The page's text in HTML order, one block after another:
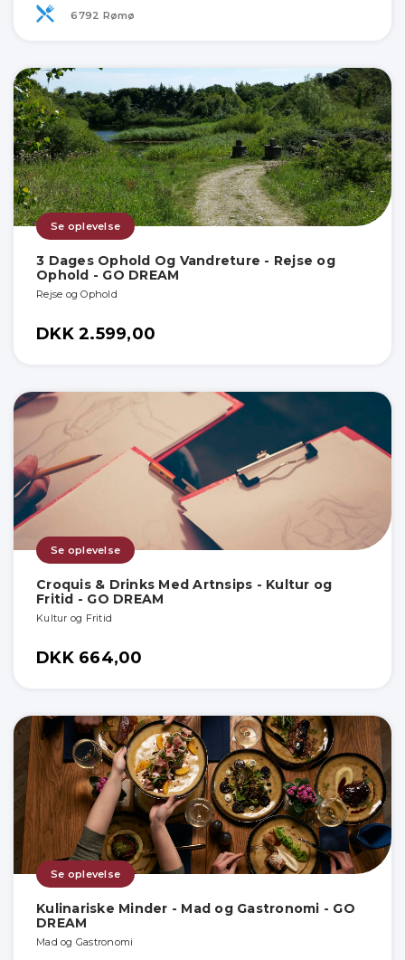
6792 Rømø
Se oplevelse
3 Dages Ophold Og Vandreture - Rejse og
Ophold - GO DREAM
Rejse og Ophold
DKK 2.599,00
Se oplevelse
Croquis & Drinks Med Artnsips - Kultur og
Fritid - GO DREAM
Kultur og Fritid
DKK 664,00
Se oplevelse
Kulinariske Minder - Mad og Gastronomi - GO
DREAM
Mad og Gastronomi